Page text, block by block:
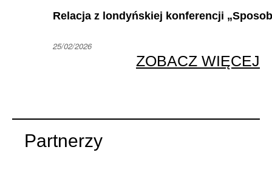
Relacja z londyńskiej konferencji
25/02/2026
ZOBACZ WIĘCEJ
Partnerzy